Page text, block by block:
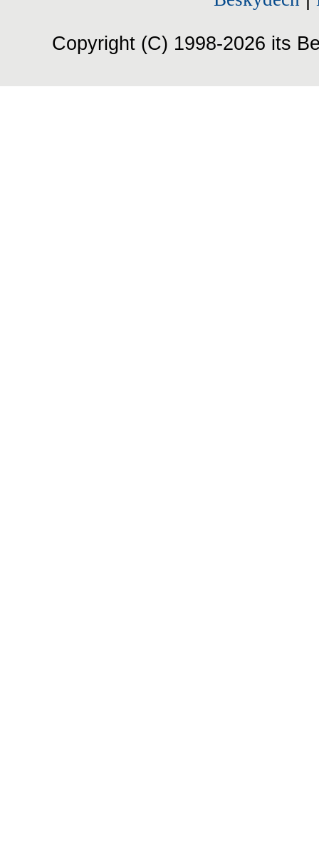
Copyright (C) 1998-2026 its